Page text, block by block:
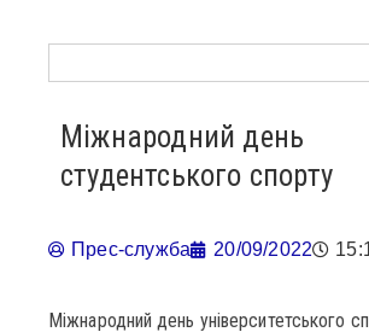
Міжнародний день
студентського спорту
Прес-служба 20/09/2022
Міжнародний день університетського